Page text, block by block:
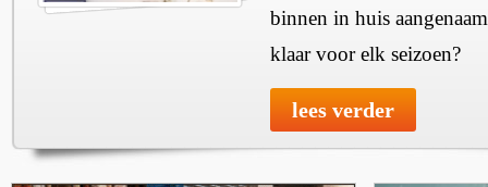
binnen in huis
klaar voor elk seizoen?
lees verder